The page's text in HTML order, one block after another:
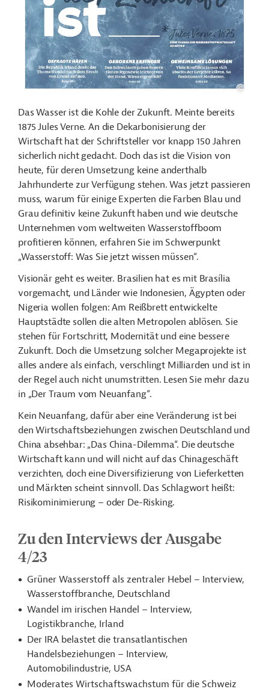
Das Wasser ist die Kohle der Zukunft. Meinte bereits
1875 Jules Verne. An die Dekarbonisierung der
Wirtschaft hat der Schriftsteller vor knapp 150 Jahren
sicherlich nicht gedacht. Doch das ist die Vision von
heute, für deren Umsetzung keine anderthalb
Jahrhunderte zur Verfügung stehen. Was jetzt passieren
muss, warum für einige Experten die Farben Blau und
Grau definitiv keine Zukunft haben und wie deutsche
Unternehmen vom weltweiten Wasserstoffboom
profitieren können, erfahren Sie im Schwerpunkt
„Wasserstoff: Was Sie jetzt wissen müssen“.
Visionär geht es weiter. Brasilien hat es mit Brasília
vorgemacht, und Länder wie Indonesien, Ägypten oder
Nigeria wollen folgen: Am Reißbrett entwickelte
Hauptstädte sollen die alten Metropolen ablösen. Sie
stehen für Fortschritt, Modernität und eine bessere
Zukunft. Doch die Umsetzung solcher Megaprojekte ist
alles andere als einfach, verschlingt Milliarden und ist in
der Regel auch nicht unumstritten. Lesen Sie mehr dazu
in „Der Traum vom Neuanfang“.
Kein Neuanfang, dafür aber eine Veränderung ist bei
den Wirtschaftsbeziehungen zwischen Deutschland und
China absehbar: „Das China-Dilemma“. Die deutsche
Wirtschaft kann und will nicht auf das Chinageschäft
verzichten, doch eine Diversifizierung von Lieferketten
und Märkten scheint sinnvoll. Das Schlagwort heißt:
Risikominimierung – oder De-Risking.
Zu den Interviews der Ausgabe
4/23
Grüner Wasserstoff als zentraler Hebel – Interview,
Wasserstoffbranche, Deutschland
Wandel im irischen Handel – Interview,
Logistikbranche, Irland
Der IRA belastet die transatlantischen
Handelsbeziehungen – Interview,
Automobilindustrie, USA
Moderates Wirtschaftswachstum für die Schweiz